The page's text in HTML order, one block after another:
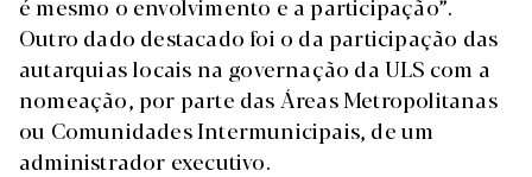
Outro dado destacado foi o da participação das
autarquias locais na governação da ULS com a
nomeação, por parte das Áreas Metropolitanas
ou Comunidades Intermunicipais, de um
administrador executivo.